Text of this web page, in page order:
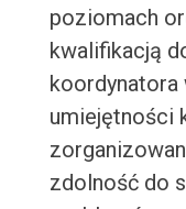
poziomach
kwalifikacją
koordynatora
umiejętności
zdolność do